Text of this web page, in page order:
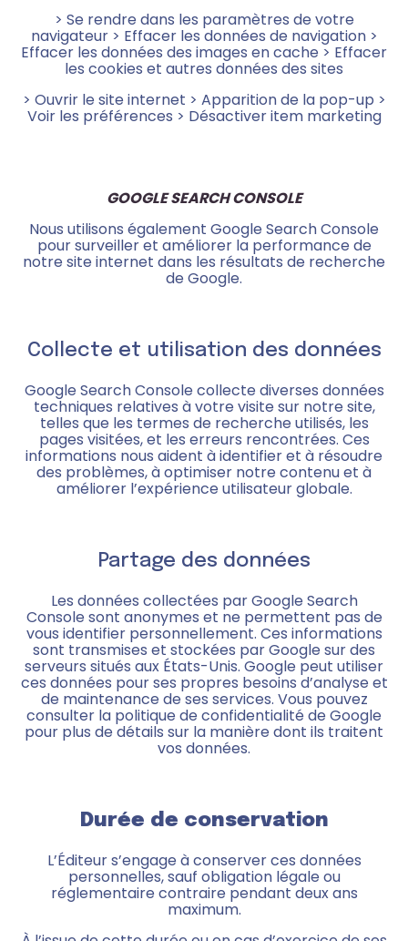
> Se rendre dans les paramètres de votre
navigateur > Effacer les données de navigation >
Effacer les données des images en cache > Effacer
les cookies et autres données des sites
> Ouvrir le site internet > Apparition de la pop-up >
Voir les préférences > Désactiver item marketing
GOOGLE SEARCH CONSOLE
Nous utilisons également Google Search Console
pour surveiller et améliorer la performance de
notre site internet dans les résultats de recherche
de Google.
Collecte et utilisation des données
Google Search Console collecte diverses données
techniques relatives à votre visite sur notre site,
telles que les termes de recherche utilisés, les
pages visitées, et les erreurs rencontrées. Ces
informations nous aident à identifier et à résoudre
des problèmes, à optimiser notre contenu et à
améliorer l’expérience utilisateur globale.
Partage des données
Les données collectées par Google Search
Console sont anonymes et ne permettent pas de
vous identifier personnellement. Ces informations
sont transmises et stockées par Google sur des
serveurs situés aux États-Unis. Google peut utiliser
ces données pour ses propres besoins d’analyse et
de maintenance de ses services. Vous pouvez
consulter la politique de confidentialité de Google
pour plus de détails sur la manière dont ils traitent
vos données.
Durée de conservation
L’Éditeur s’engage à conserver ces données
personnelles, sauf obligation légale ou
réglementaire contraire pendant deux ans
maximum.